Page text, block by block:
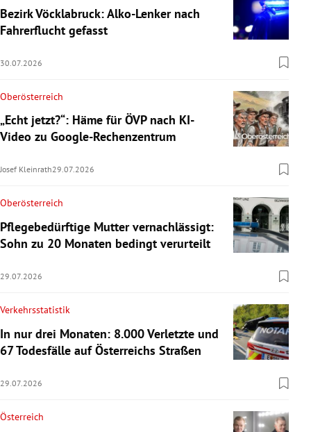
Bezirk Vöcklabruck: Alko-Lenker nach
Fahrerflucht gefasst
30.07.2026
Oberösterreich
„Echt jetzt?“: Häme für ÖVP nach KI-
Video zu Google-Rechenzentrum
Josef Kleinrath29.07.2026
Oberösterreich
Pflegebedürftige Mutter vernachlässigt:
Sohn zu 20 Monaten bedingt verurteilt
29.07.2026
Verkehrsstatistik
In nur drei Monaten: 8.000 Verletzte und
67 Todesfälle auf Österreichs Straßen
29.07.2026
Österreich